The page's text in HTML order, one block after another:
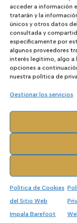
acceder a información
tratarán y la
únicos y otros datos
consultada y
específicamente por
algunos proveedores
interés legítimo, algo
opciones a
nuestra política de
Gestionar los servicios
Política de Cookies
del Sitio Web
Impala Barefoot
- 15%